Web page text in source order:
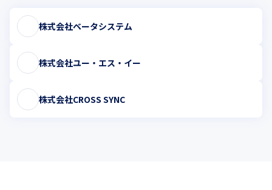
株式会社ベータシステム
株式会社ユー・エス・イー
株式会社CROSS SYNC